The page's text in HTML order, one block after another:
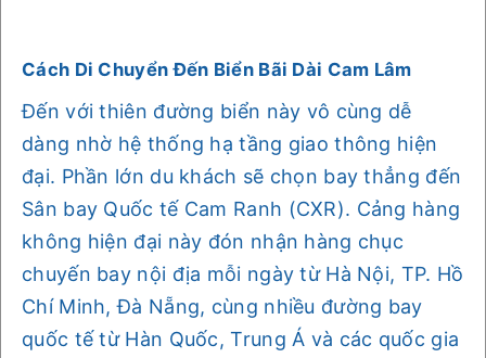
Cách Di Chuyển Đến Biển Bãi Dài Cam Lâm
Đến với thiên đường biển này vô cùng dễ
dàng nhờ hệ thống hạ tầng giao thông hiện
đại. Phần lớn du khách sẽ chọn bay thẳng đến
Sân bay Quốc tế Cam Ranh (CXR). Cảng hàng
không hiện đại này đón nhận hàng chục
chuyến bay nội địa mỗi ngày từ Hà Nội, TP. Hồ
Chí Minh, Đà Nẵng, cùng nhiều đường bay
quốc tế từ Hàn Quốc, Trung Á và các quốc gia